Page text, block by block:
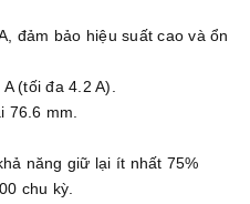
đảm bảo hiệu suất cao và ổn
(tối đa 4.2 A).
76.6 mm.
năng giữ lại ít nhất 75%
chu kỳ.